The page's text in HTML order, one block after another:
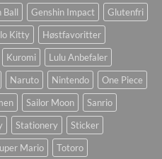
Ball Genshin Impact
Glutenfri
Kitty
Høstfavoritter
Kuromi
Lulu Anbefaler
Naruto Nintendo
One Piece
Sailor Moon
Sanrio
Stationery
Sticker
Mario
Totoro